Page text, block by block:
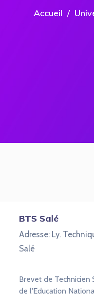
Accueil
BTS Salé
Adresse: Ly.
Salé
Brevet de Technicien
de l'Education